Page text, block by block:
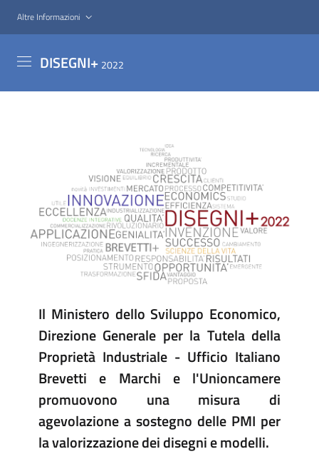
principale
Altre Informazioni
DISEGNI+ 2022
Il Ministero dello Sviluppo Economico,
Direzione Generale per la Tutela della
Proprietà Industriale - Ufficio Italiano
Brevetti e Marchi e l'Unioncamere
promuovono una misura di
agevolazione a sostegno delle PMI per
la valorizzazione dei disegni e modelli.